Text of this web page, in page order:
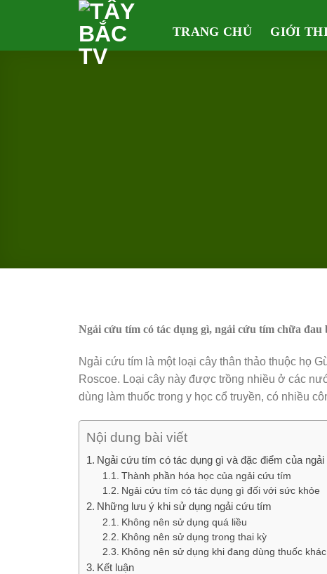
TRANG CHỦ GIỚI
Ngải cứu tím có tác dụng gì, ngải cứu tím chữa đau
Ngải cứu tím là một loại cây thân thảo thuộc họ
Roscoe. Loại cây này được trồng nhiều ở các
dùng làm thuốc trong y học cổ truyền, có nhiều
Nội dung bài viết
Ngải cứu tím có tác dụng gì và đặc điểm của
Thành phần hóa học của ngải cứu tím
Ngải cứu tím có tác dụng gì đối với sức khỏe
Những lưu ý khi sử dụng ngải cứu tím
Không nên sử dụng quá liều
Không nên sử dụng trong thai kỳ
Không nên sử dụng khi đang dùng thuốc khác
Kết luận